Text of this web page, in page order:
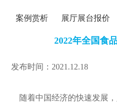
案例赏析 展厅展台报价
2022年全国食
发布时间：2021.12.18
随着中国经济的快速发展